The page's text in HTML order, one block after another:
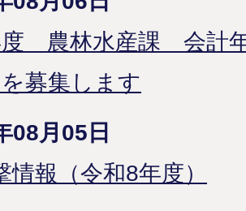
度 農林水産課 会計
募集します
08月05日
情報（令和8年度）